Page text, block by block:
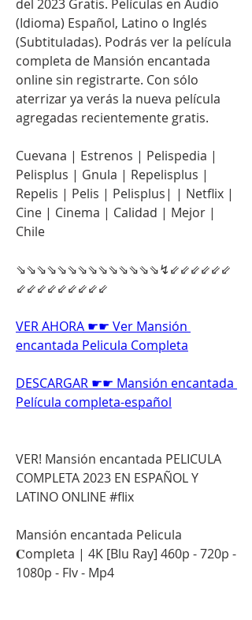
del 2023 Gratis. Películas en Audio
(Idioma) Español, Latino o Inglés
(Subtituladas). Podrás ver la película
completa de Mansión encantada
online sin registrarte. Con sólo
aterrizar ya verás la nueva película
agregadas recientemente gratis.
Cuevana | Estrenos | Pelispedia |
Pelisplus | Gnula | Repelisplus |
Repelis | Pelis | Pelisplus| | Netflix |
Cine | Cinema | Calidad | Mejor |
Chile
⇘⇘⇘⇘⇘⇘⇘⇘⇘⇘⇘⇘⇘⇘↯⇙⇙⇙⇙⇙⇙
⇙⇙⇙⇙⇙⇙⇙⇙⇙
VER AHORA ☛☛ Ver Mansión
encantada Pelicula Completa
DESCARGAR ☛☛ Mansión encantada
Película completa-español
VER! Mansión encantada PELICULA
COMPLETA 2023 EN ESPAÑOL Y
LATINO ONLINE #flix
Mansión encantada Pelicula
𝐂ompleta | 4K [Blu Ray] 460p - 720p -
1080p - Flv - Mp4